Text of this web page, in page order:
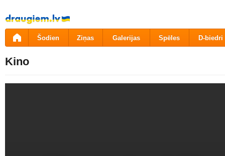
Pāriet
uz
saturu
Šodien Ziņas Galerijas Spēles D-biedri
Kino